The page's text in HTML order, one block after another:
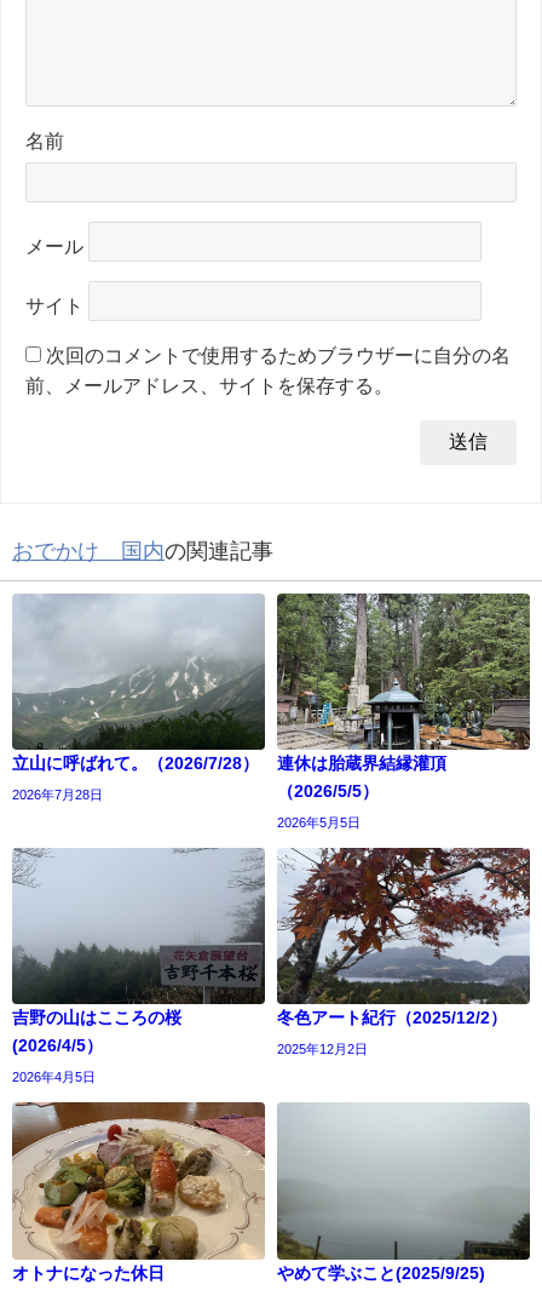
名前
メール
サイト
次回のコメントで使用するためブラウザーに自分の名
前、メールアドレス、サイトを保存する。
おでかけ 国内の関連記事
立山に呼ばれて。（2026/7/28）
2026年7月28日
連休は胎蔵界結縁灌頂
（2026/5/5）
2026年5月5日
吉野の山はこころの桜
(2026/4/5）
2026年4月5日
冬色アート紀行（2025/12/2）
2025年12月2日
オトナになった休日
やめて学ぶこと(2025/9/25)